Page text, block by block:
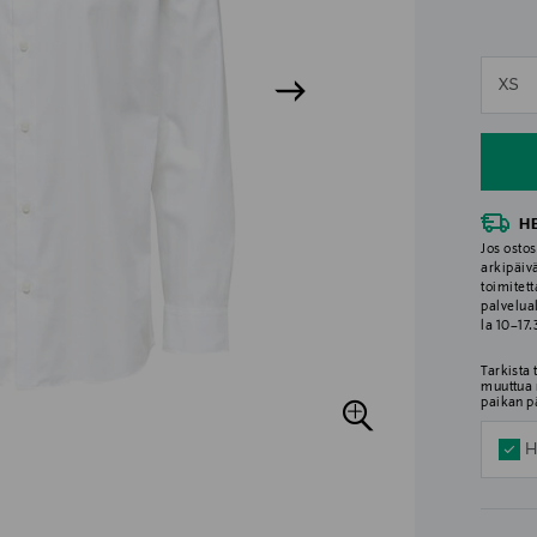
XS
Jos
la
muuttua
paikan